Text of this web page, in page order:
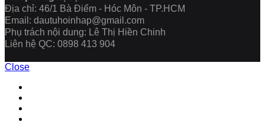
Địa chỉ: 46/1 Bà Điểm - Hóc Môn - TP.HCM
Email: dautuhoinhap@gmail.com
Phụ trách nội dung: Lê Thị Hiền Chinh
Liên hệ QC: 0898 413 904
Close